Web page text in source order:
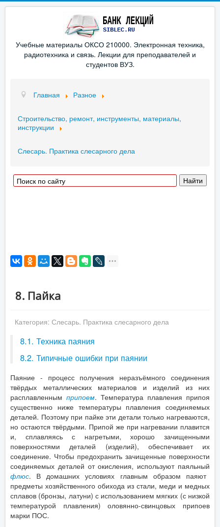
Учебные материалы ОКСО 210000. Электронная техника,
радиотехника и связь. Лекции для преподавателей и
студентов ВУЗ.
Главная Разное
Строительство, ремонт, инструменты, материалы,
инструкции
Слесарь. Практика слесарного дела
8. Пайка
Категория: Слесарь. Практика слесарного дела
8.1. Техника паяния
8.2. Типичные ошибки при паянии
Паяние - процесс получения неразъёмного соединения
твёрдых металлических материалов и изделий из них
расплавленным припоем. Температура плавления припоя
существенно ниже температуры плавления соединяемых
деталей. Поэтому при пайке эти детали только нагреваются,
но остаются твёрдыми. Припой же при нагревании плавится
и, сплавляясь с нагретыми, хорошо зачищенными
поверхностями деталей (изделий), обеспечивает их
соединение. Чтобы предохранить зачищенные поверхности
соединяемых деталей от окисления, используют паяльный
флюс. В домашних условиях главным образом паяют
предметы хозяйственного обихода из стали, меди и медных
сплавов (бронзы, латуни) с использованием мягких (с низкой
температурой плавления) оловянно-свинцовых припоев
марки ПОС.